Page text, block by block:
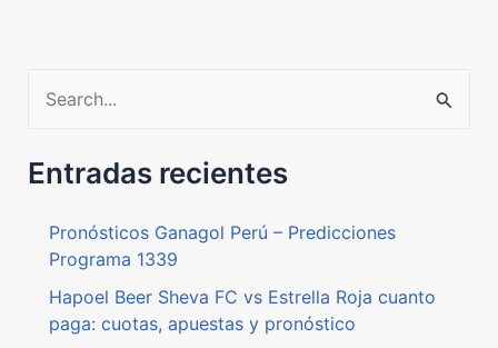
Entradas recientes
Pronósticos Ganagol Perú – Predicciones
Programa 1339
Hapoel Beer Sheva FC vs Estrella Roja cuanto
paga: cuotas, apuestas y pronóstico